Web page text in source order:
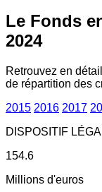
Le Fonds
2024
Retrouvez en
de répartition des
2015 2016 2017
DISPOSITIF
154.6
Millions d'euros